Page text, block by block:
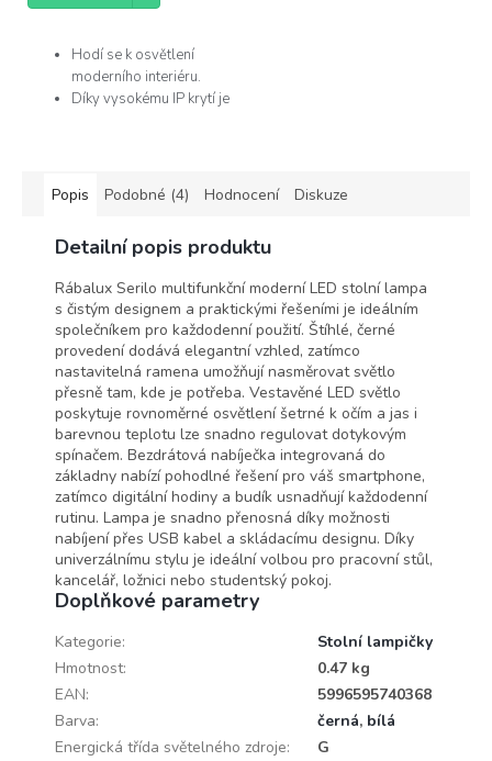
Hodí se k osvětlení
moderního interiéru.
Díky vysokému IP krytí je
balení.
Popis Podobné (4) Hodnocení Diskuze
Detailní popis produktu
Rábalux Serilo multifunkční moderní LED stolní lampa
s čistým designem a praktickými řešeními je ideálním
společníkem pro každodenní použití. Štíhlé, černé
provedení dodává elegantní vzhled, zatímco
nastavitelná ramena umožňují nasměrovat světlo
přesně tam, kde je potřeba. Vestavěné LED světlo
poskytuje rovnoměrné osvětlení šetrné k očím a jas i
barevnou teplotu lze snadno regulovat dotykovým
spínačem. Bezdrátová nabíječka integrovaná do
základny nabízí pohodlné řešení pro váš smartphone,
zatímco digitální hodiny a budík usnadňují každodenní
rutinu. Lampa je snadno přenosná díky možnosti
nabíjení přes USB kabel a skládacímu designu. Díky
univerzálnímu stylu je ideální volbou pro pracovní stůl,
kancelář, ložnici nebo studentský pokoj.
Doplňkové parametry
Kategorie:
Stolní lampičky
Hmotnost:
0.47 kg
EAN:
5996595740368
Barva: černá, bílá
Energická třída světelného zdroje:
G